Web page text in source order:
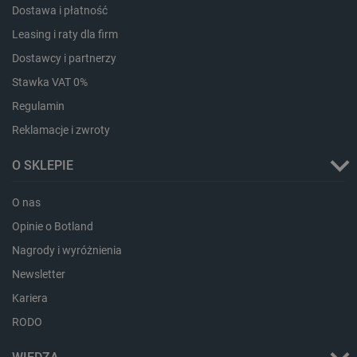
Dostawa i płatność
Leasing i raty dla firm
Dostawcy i partnerzy
Stawka VAT 0%
Regulamin
Reklamacje i zwroty
O SKLEPIE
O nas
Opinie o Botland
Nagrody i wyróżnienia
Newsletter
Kariera
RODO
_smvs